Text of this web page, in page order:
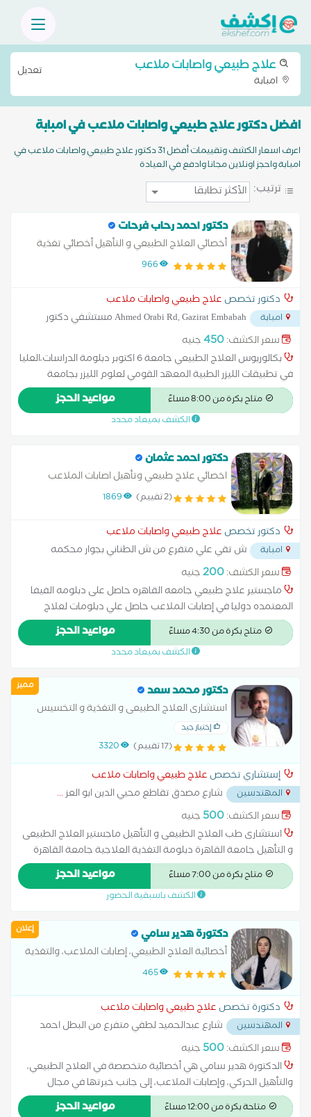
علاج طبيعي واصابات ملاعب
امبابة
تعديل
افضل دكتور علاج طبيعي واصابات ملاعب في امبابة
اعرف اسعار الكشف وتقييمات أفضل 31 دكتور علاج طبيعي واصابات ملاعب في
امبابة واحجز اونلاين مجانا وادفع في العيادة
ترتيب:
دكتور احمد رحاب فرحات
أخصائي العلاج الطبيعي و التأهيل أخصائي تغذية
علاجية
966
دكتور تخصص علاج طبيعي واصابات ملاعب
امبابة
Ahmed Orabi Rd, Gazirat Embabah مستشفي دكتور
فرحات...
سعر الكشف:450جنيه
بكالوريوس العلاج الطبيعي جامعة 6 اكتوبر دبلومة الدراسات،العليا
في تطبيقات الليزر الطبية المعهد القومي لعلوم الليزر بجامعة
القاهرة ماجستير العلاج الطبيعي جامعة القاهرة دبلومة التغذية
جامعة القاهرة عضو الجمعية المصرية العربية للتغذية العلاجية و
متاح بكرة من 8:00 مساءً مواعيد الحجز
الكشف بميعاد محدد
دكتور احمد عثمان
اخصائي علاج طبيعي وتأهيل اصابات الملاعب
(2 تقييم) 1869
دكتور تخصص علاج طبيعي واصابات ملاعب
امبابة
ش تقي علي متفرع من ش الطناني بجوار محكمه
شمال الجيزه...
سعر الكشف:200جنيه
ماجستير علاج طبيعي جامعه القاهره حاصل على دبلومه الفيفا
المعتمده دوليا في إصابات الملاعب حاصل علي دبلومات لعلاج
اصابات الملاعب من منظمه الصحه العالميه خبره عمل بين
مستشفيات جامعه القاهره ومستشفيات القوات المسلحه
والمستشفيات الحكوميه يعمل الان بمستشفي القناطر الخيريه العام
متاح بكرة من 4:30 مساءً مواعيد الحجز
الكشف بميعاد محدد
مميز دكتور محمد سعد
استشارى العلاج الطبيعى و التغذية و التخسيس
إختيار جيد
(17 تقييم) 3320
إستشاري تخصص علاج طبيعي واصابات ملاعب
المهندسين شارع مصدق تقاطع محيي الدين ابو العز...
سعر الكشف:500 جنيه
استشارى طب العلاج الطبيعى و التأهيل ماجستير العلاج الطبيعى
و التأهيل جامعة القاهرة دبلومة التغذية العلاجية جامعة القاهرة
عضو الجمعية المصرية لدراسة السمنة عضو الجمعية المصرية العربية
للتغذية الصحية و العلاجية
متاح بكرة من 7:00 مساءً مواعيد الحجز
الكشف باسبقية الحضور
إعلان دكتورة هدير سامي
أخصائية العلاج الطبيعي، إصابات الملاعب، والتغذية
العلاجية
465
دكتورة تخصص علاج طبيعي واصابات ملاعب
المهندسين
شارع عبدالحميد لطفي متفرع من البطل احمد
عبد العزيز المهندسين... سعر الكشف:500 جنيه
الدكتورة هدير سامي هي أخصائية متخصصة في العلاج الطبيعي،
والتأهيل الحركي، وإصابات الملاعب، إلى جانب خبرتها في مجال
التغذية العلاجية. تتميز بأسلوب علاجي متكامل يجمع بين التشخيص
متاحة بكرة من 12:00 مساءً مواعيد الحجز